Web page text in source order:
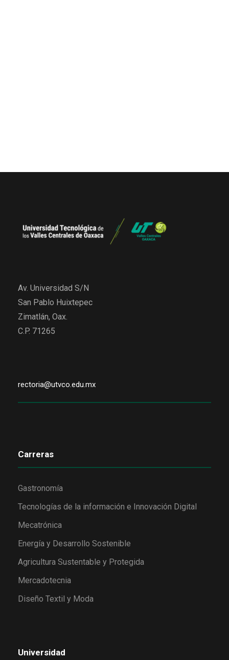
Av. Universidad S/N
San Pablo Huixtepec
Zimatlán, Oax.
C.P. 71265
rectoria@utvco.edu.mx
Carreras
Gastronomía
Tecnologías de la información e Innovación Digital
Mecatrónica
Energía y Desarrollo Sostenible
Agricultura Sustentable y Protegida
Mercadotecnia
Diseño Textil y Moda
Universidad